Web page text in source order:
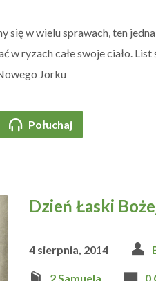
się w wielu sprawach, ten
w ryzach całe swoje ciało.
Jorku
Połuchaj
Dzień Łaski
4 sierpnia, 2014
2 Samuela 0